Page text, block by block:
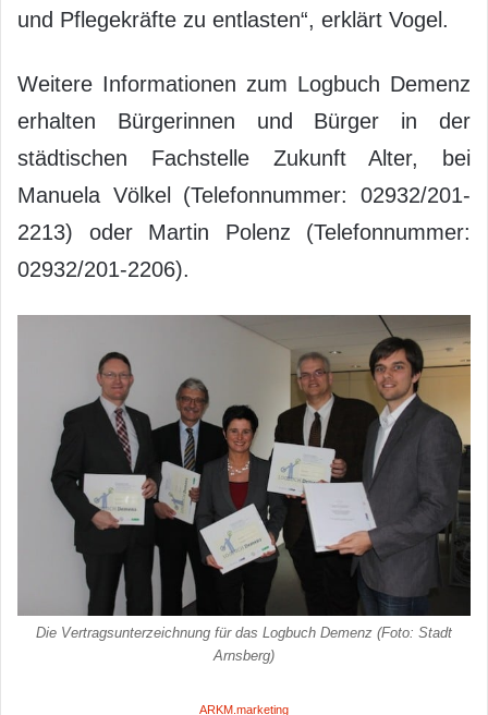
und Pflegekräfte zu entlasten“, erklärt Vogel.
Weitere Informationen zum Logbuch Demenz
erhalten Bürgerinnen und Bürger in der
städtischen Fachstelle Zukunft Alter, bei
Manuela Völkel (Telefonnummer: 02932/201-
2213) oder Martin Polenz (Telefonnummer:
02932/201-2206).
Die Vertragsunterzeichnung für das Logbuch Demenz (Foto: Stadt
Arnsberg)
ARKM.marketing